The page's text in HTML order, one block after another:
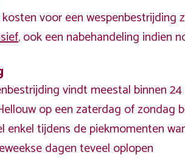
voor een wespenbestrijding
, ook een nabehandeling indien
vindt meestal binnen
op een zaterdag of zondag
enkel tijdens de piekmomenten
dagen teveel oplopen